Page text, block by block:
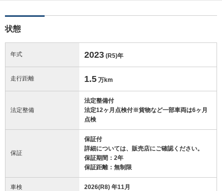
状態
年式 2023 (R5)年
走行距離 1.5 万km
法定整備
法定整備付
法定12ヶ月点検付※貨物など一部車両は6ヶ月
点検
保証
保証付
詳細については、販売店にご確認ください。
保証期間：2年
保証距離：無制限
車検 2026(R8) 年11月